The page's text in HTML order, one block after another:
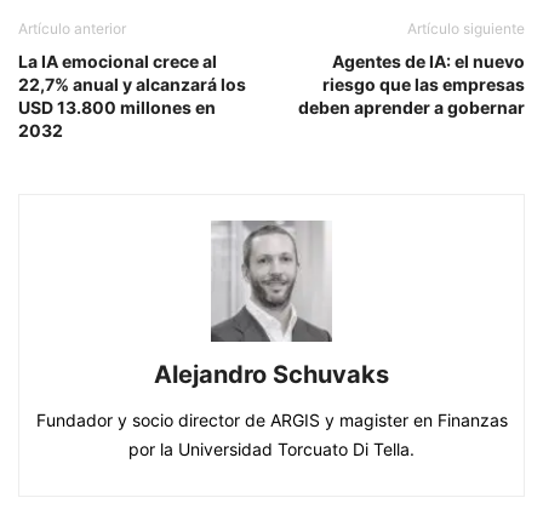
Artículo anterior
La IA emocional crece al
22,7% anual y alcanzará los
USD 13.800 millones en
2032
Artículo siguiente
Agentes de IA: el nuevo
riesgo que las empresas
deben aprender a gobernar
Alejandro Schuvaks
Fundador y socio director de ARGIS y magister en Finanzas
por la Universidad Torcuato Di Tella.